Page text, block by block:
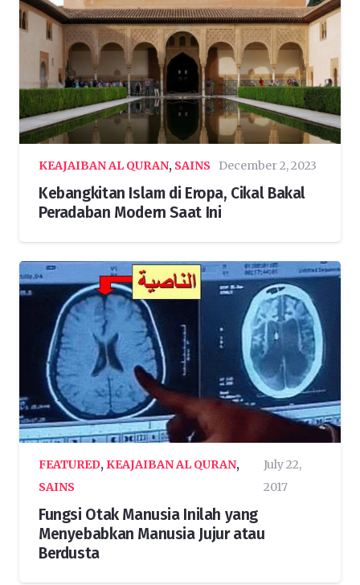
KEAJAIBAN AL QURAN, SAINS December 2, 2023
Kebangkitan Islam di Eropa, Cikal Bakal
Peradaban Modern Saat Ini
FEATURED, KEAJAIBAN AL QURAN,
SAINS
July 22,
2017
Fungsi Otak Manusia Inilah yang
Menyebabkan Manusia Jujur atau
Berdusta